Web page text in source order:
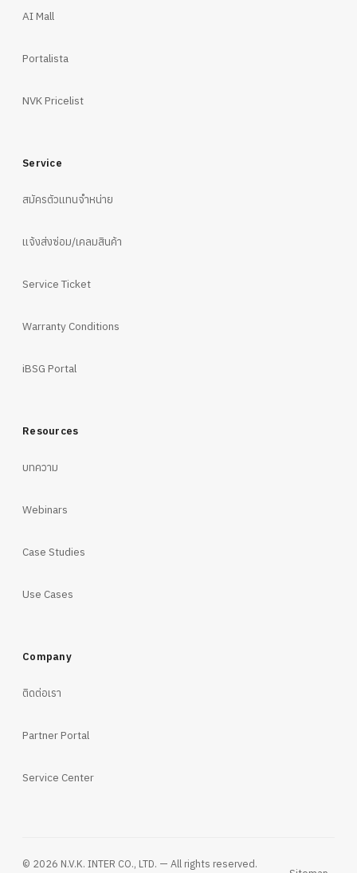
AI Mall
Portalista
NVK Pricelist
Service
สมัครตัวแทนจำหน่าย
แจ้งส่งซ่อม/เคลมสินค้า
Service Ticket
Warranty Conditions
iBSG Portal
Resources
บทความ
Webinars
Case Studies
Use Cases
Company
ติดต่อเรา
Partner Portal
Service Center
© 2026 N.V.K. INTER CO., LTD. — All rights reserved.